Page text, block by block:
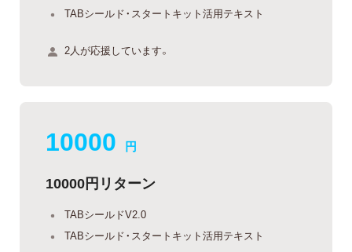
TABシールド・スタートキット活用テキスト
2人が応援しています。
10000 円
10000円リターン
TABシールドV2.0
TABシールド・スタートキット活用テキスト